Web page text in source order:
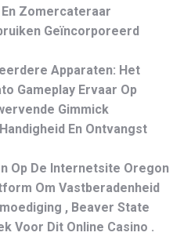
Zomercateraar
Geïncorporeerd
Apparaten: Het
Gameplay Ervaar Op
Gimmick
En Ontvangst
Op De Internetsite Oregon
Om Vastberadenheid
, Beaver State
Voor Dit Online Casino .